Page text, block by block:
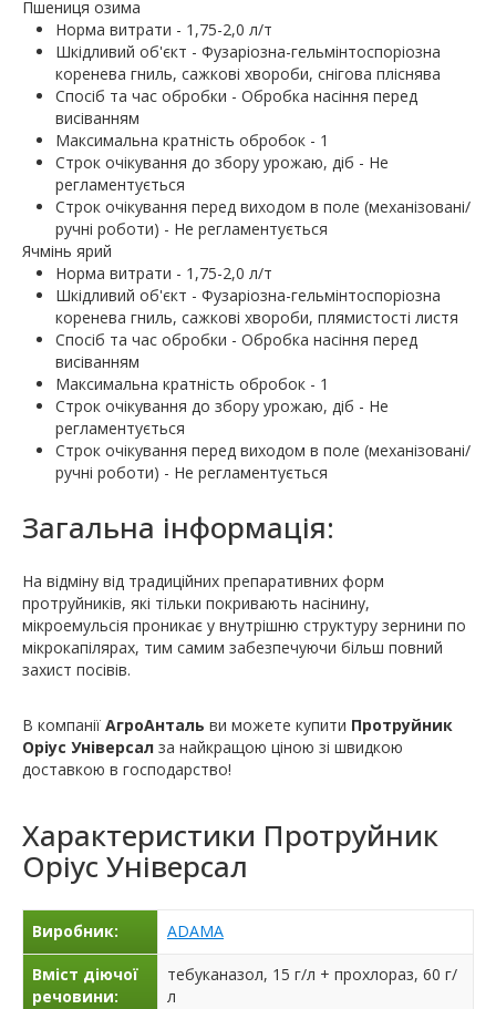
Пшениця озима
Норма витрати - 1,75-2,0 л/т
Шкідливий об'єкт - Фузаріозна-гельмінтоспоріозна
коренева гниль, сажкові хвороби, снігова пліснява
Спосіб та час обробки - Обробка насіння перед
висіванням
Максимальна кратність обробок - 1
Строк очікування до збору урожаю, діб - Не
регламентується
Строк очікування перед виходом в поле (механізовані/
ручні роботи) - Не регламентується
Ячмінь ярий
Норма витрати - 1,75-2,0 л/т
Шкідливий об'єкт - Фузаріозна-гельмінтоспоріозна
коренева гниль, сажкові хвороби, плямистості листя
Спосіб та час обробки - Обробка насіння перед
висіванням
Максимальна кратність обробок - 1
Строк очікування до збору урожаю, діб - Не
регламентується
Строк очікування перед виходом в поле (механізовані/
ручні роботи) - Не регламентується
Загальна інформація:
На відміну від традиційних препаративних форм
протруйників, які тільки покривають насінину,
мікроемульсія проникає у внутрішню структуру зернини по
мікрокапілярах, тим самим забезпечуючи більш повний
захист посівів.
В компанії АгроАнталь ви можете купити Протруйник
Оріус Універсал за найкращою ціною зі швидкою
доставкою в господарство!
Характеристики Протруйник
Оріус Універсал
Виробник: ADAMA
Вміст діючої
речовини:
тебуканазол, 15 г/л + прохлораз, 60 г/
л